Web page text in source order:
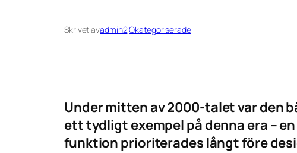
Skrivet avadmin2iOkategoriserade
Under mitten av 2000-talet var den
ett tydligt exempel på denna era –
funktion prioriterades långt före